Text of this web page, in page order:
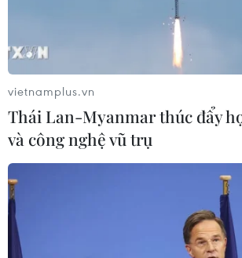
Hỗ trợ
Ngôn ngữ
Dịch vụ tin
Quảng
Liên hệ
Giấy phép số: 1374/GP-BTTTT do Bộ Thông
cấp ngày 11/9/2008.
Quảng cáo: Phó TBT Nguyễn Thị Tám:
tamvna@gmail.com
vietnamplus.vn
Thái Lan-Myanmar thúc đẩy
và công nghệ vũ trụ